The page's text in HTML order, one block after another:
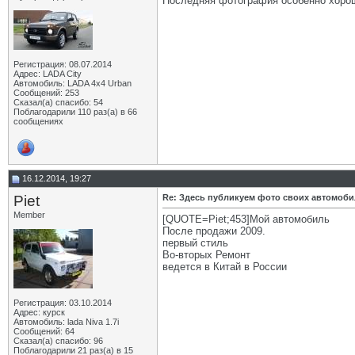
Регистрация: 08.07.2014
Адрес: LADA City
Автомобиль: LADA 4x4 Urban
Сообщений: 253
Сказал(а) спасибо: 54
Поблагодарили 110 раз(а) в 66
сообщениях
16.12.2014, 19:27
Piet
Member
Регистрация: 03.10.2014
Адрес: курск
Автомобиль: lada Niva 1.7i
Сообщений: 64
Сказал(а) спасибо: 96
Поблагодарили 21 раз(а) в 15
Re: Здесь публикуем фото своих
[QUOTE=Piet;453]Мой автомобиль
После продажи 2009.
первый стиль
Во-вторых Ремонт
ведется в Китай в России